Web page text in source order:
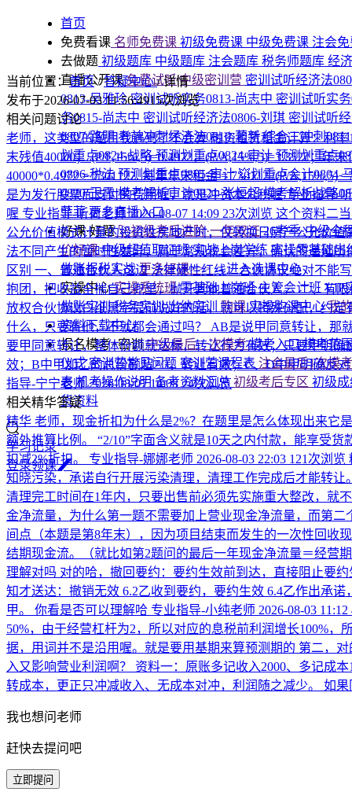
首页
免费看课 名师免费课 初级免费课 中级免费课 注会
去做题 初级题库 中级题库 注会题库 税务师题库 经
直播公开课免费试听|中级密训营 密训试听经济法
0813-吴雅玲密训试听实务0813-尚志中 密训试听实
务0815-尚志中 密训试听经济法0806-刘琪 密训试听
0807-路明考前冲刺经济法0810-著新综合二冲刺
划重点0824-战略预测划重点0824-审计预测划重点
0806-税法 预测划重点0805-审计💥划重点会计0804-
0820-王霞模考解析审计0821-张恒超模考解析战略
菲菲更多直播入口
好课·好题🚀初级考后进阶·一年双证26考季·中级全
价好课中级超值取证班实战上岗学练实操零基础出
做账报税实战更多好课>>>→进入选课中心
实操中心实操系统班零基础上岗班主管会计班VIP
做账实训税务实训出纳实训购课实操购课中心我
资料下载中心
报名模考+密训中级最后一次模考模考入口模考范
仪式密训营常见问题 密训营课程表 注会最后1次模
表机考操作说明备考资料汇总初级考后专区 初级
货资料
学习记录
登录领课
当前位置：首页/答疑中心/详情
发布于2026-07-03 11:56:4915次浏览
相关问题讨论
老师，这类型的题目我遇到了不会算融资租赁租金计算：利率
末残值40000； (P/F,15%,5)=0.4972，(P/A,15%,5)=3.3522；
40000*0.4972 = 730112 ​ 2. 每年年末租金 = 730112 /(P/A,15%,5)
是为发行股票而支付的费用喔，就是冲资本公积喔专业指导-
喔 专业指导-听荷老师2026-08-07 14:09 23次浏览 这个资料二
公允价值模式计量的投资性房地产时，仅转换日房产公允价
法不同产生的暂时性差异，属于常规税会差异，确认的递延
区别 一、普通合伙人这边 法律硬性红线：合伙协议绝对不能
抱团，把收益全揣自己兜里，抛开其他普通合伙人。 二、有
放权合伙协议白纸黑字提前说好的话，就可以特殊分配，约定
什么，只要有他，不就都会通过吗？ AB是说甲同意转让，那
要甲同意转让，整体份额就达标，转让行为有效；只要甲明
效；B中甲加乙的总份额超2/3，转让有效；C、D中甲明确反
指导-宁宁老师2026-08-07 14:0824次浏览
相关精华答疑
精华 老师，现金折扣为什么是2%？在题里是怎么体现出来它
额外推算比例。 “2/10”字面含义就是10天之内付款，能享受
扣减2%折扣。
专业指导-娜娜老师 2026-08-03 22:03 121次浏览
知晓污染，承诺自行开展污染清理，清理工作完成后才能转
清理完工时间在1年内，只要出售前必须先实施重大整改，就
金净流量，为什么第一题不需要加上营业现金净流量，而第
间点（本题是第8年末），因为项目结束而发生的一次性回收
结期现金流。（就比如第2题问的最后一年现金净流量＝经营
理解对吗 对的哈，撤回要约：要约生效前到达，直接阻止要
知才送达：撤销无效 6.2乙收到要约，要约生效 6.4乙作出承
甲。 你看是否可以理解哈 专业指导-小纯老师 2026-08-03 11:12
50%，由于经营杠杆为2，所以对应的息税前利润增长100%，
据，用词并不是沿用喔。就是要用基期来算预测期的 第二，对
入又影响营业利润啊？ 资料一：原账多记收入2000、多记成
转成本，更正只冲减收入、无成本对冲，利润随之减少。 如
我也想问老师
赶快去提问吧
立即提问